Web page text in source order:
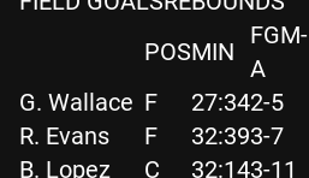
POSMIN
FGM-
A
G. Wallace F 27:342-5
R. Evans
F 32:393-7
B. Lopez
C 32:143-11